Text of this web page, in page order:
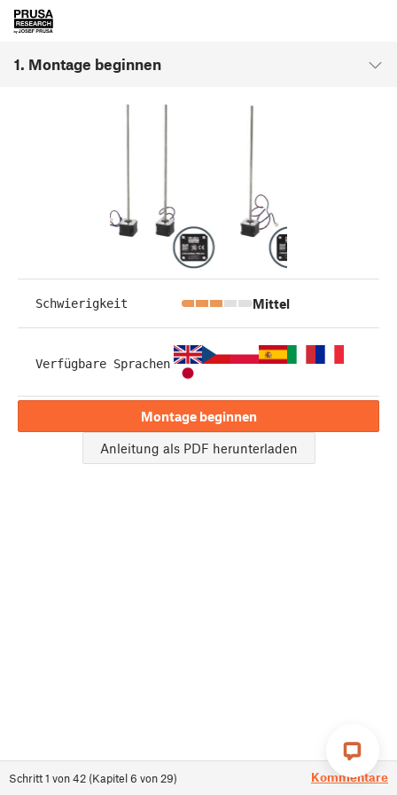
1. Montage beginnen
Schritt1 von42 (Kapitel6 von 29) Kommentare
Schwierigkeit Mittel
Verfügbare Sprachen
Montage beginnen
Anleitung als PDF herunterladen